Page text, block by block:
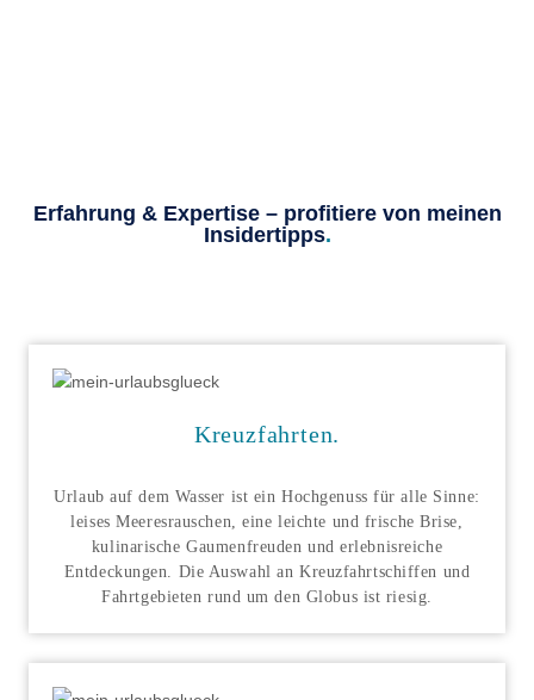
Erfahrung & Expertise – profitiere von meinen
Insidertipps.
Kreuzfahrten.
Urlaub auf dem Wasser ist ein Hochgenuss für alle Sinne:
leises Meeresrauschen, eine leichte und frische Brise,
kulinarische Gaumenfreuden und erlebnisreiche
Entdeckungen. Die Auswahl an Kreuzfahrtschiffen und
Fahrtgebieten rund um den Globus ist riesig.